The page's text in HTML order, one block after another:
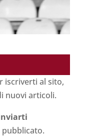
iscriverti al sito,
nuovi articoli.